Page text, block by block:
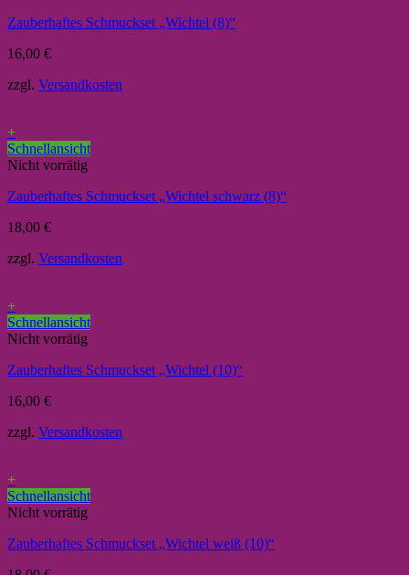
Zauberhaftes Schmuckset „Wichtel (8)“
16,00 €
zzgl. Versandkosten
+
Schnellansicht
Nicht vorrätig
Zauberhaftes Schmuckset „Wichtel schwarz (8)“
18,00 €
zzgl. Versandkosten
+
Schnellansicht
Nicht vorrätig
Zauberhaftes Schmuckset „Wichtel (10)“
16,00 €
zzgl. Versandkosten
+
Schnellansicht
Nicht vorrätig
Zauberhaftes Schmuckset „Wichtel weiß (10)“